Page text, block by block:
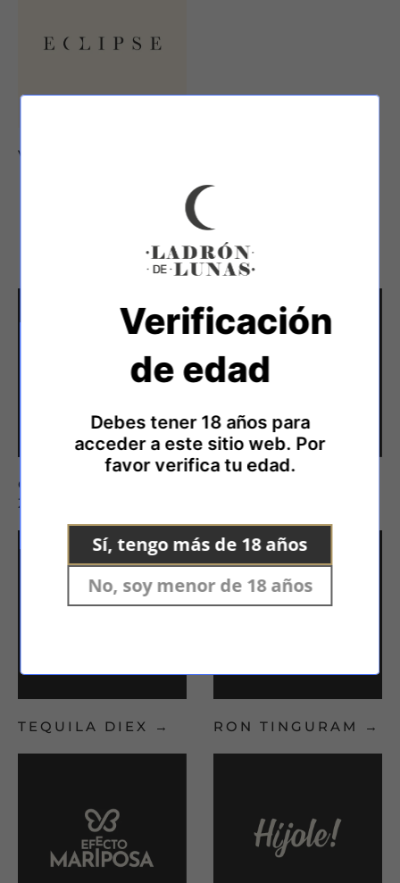
VINO ECLIPSE
DESTILADOS
GINEBRAS GIN
ZEELAND
TEQUILA DIEX → RON TINGURAM →
Verificación
de edad
Debes tener 18 años para
acceder a este sitio web. Por
favor verifica tu edad.
Sí, tengo más de 18 años
No, soy menor de 18 años